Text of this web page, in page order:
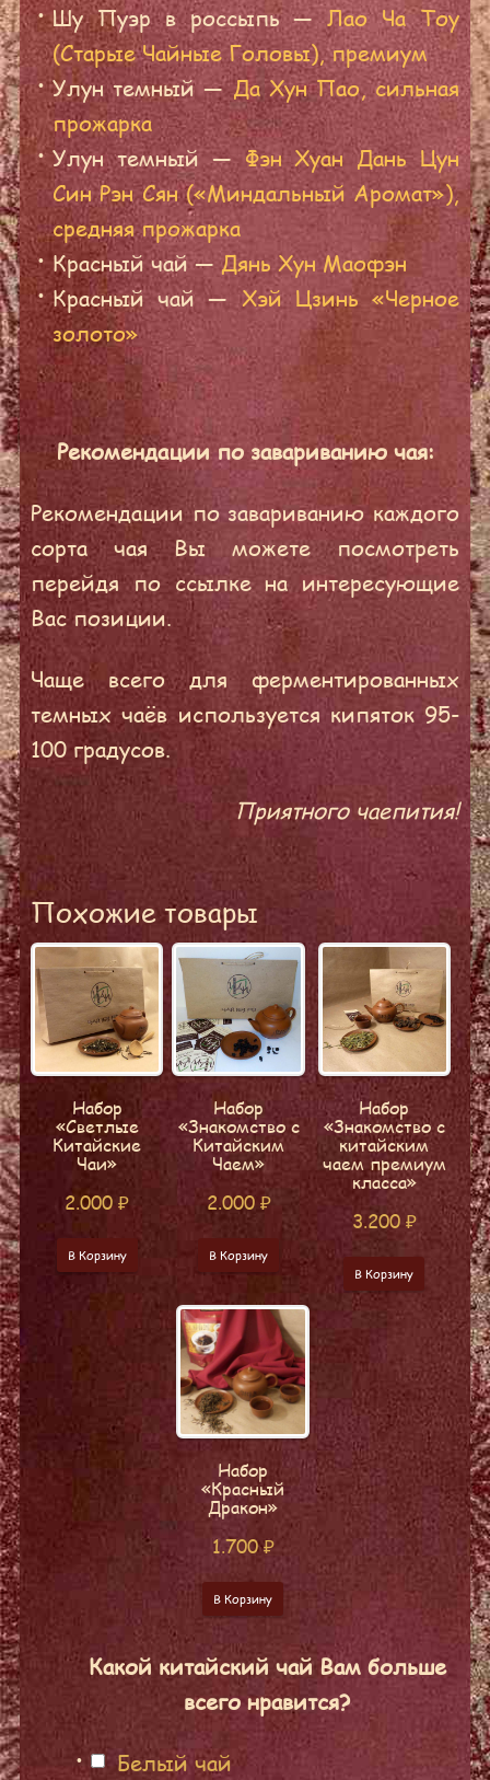
Шу Пуэр в россыпь —Лао Ча Тоу
(Старые Чайные Головы), премиум
Улун темный —Да Хун Пао, сильная
прожарка
Улун темный —Фэн Хуан Дань Цун
Син Рэн Сян («Миндальный Аромат»),
средняя прожарка
Красный чай —Дянь Хун Маофэн
Красный чай —Хэй Цзинь «Черное
золото»
Рекомендации по завариванию чая:
Рекомендации по завариванию каждого
сорта чая Вы можете посмотреть
перейдя по ссылке на интересующие
Вас позиции.
Чаще всего для ферментированных
темных чаёв используется кипяток 95-
100 градусов.
Приятного чаепития!
Похожие товары
Набор
«Светлые
Китайские
Чаи»
2.000₽
В Корзину
Набор
«Знакомство с
китайским
чаем премиум
класса»
3.200 ₽
В Корзину
Набор
«Знакомство с
Китайским
Чаем»
2.000 ₽
В Корзину
Набор
«Красный
Дракон»
1.700₽
В Корзину
Какой китайский чай Вам больше
всего нравится?
Белый чай